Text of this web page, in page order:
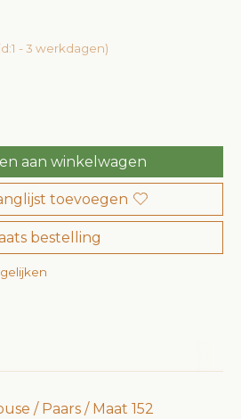
- 3 werkdagen)
aan winkelwagen
toevoegen
bestelling
/ Paars / Maat 152